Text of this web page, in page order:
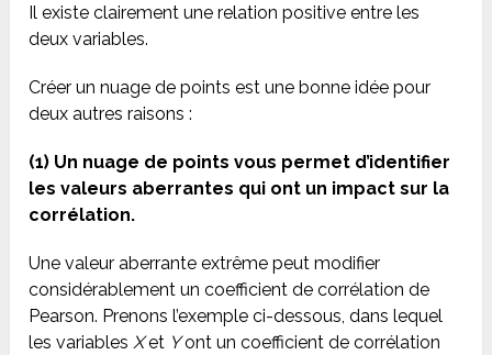
Il existe clairement une relation positive entre les
deux variables.
Créer un nuage de points est une bonne idée pour
deux autres raisons :
(1) Un nuage de points vous permet d’identifier
les valeurs aberrantes qui ont un impact sur la
corrélation.
Une valeur aberrante extrême peut modifier
considérablement un coefficient de corrélation de
Pearson. Prenons l’exemple ci-dessous, dans lequel
les variablesXet Yont un coefficient de corrélation